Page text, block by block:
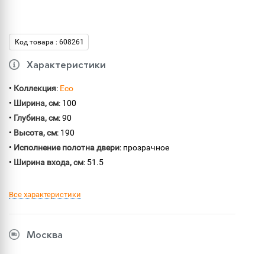
Код товара : 608261
Характеристики
• Коллекция: Eco
• Ширина, см: 100
• Глубина, см: 90
• Высота, см: 190
• Исполнение полотна двери: прозрачное
• Ширина входа, см: 51.5
Все характеристики
Москва